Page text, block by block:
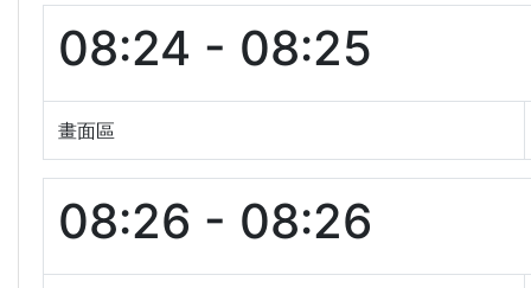
08:24 - 08:25
畫面區
08:26 - 08:26